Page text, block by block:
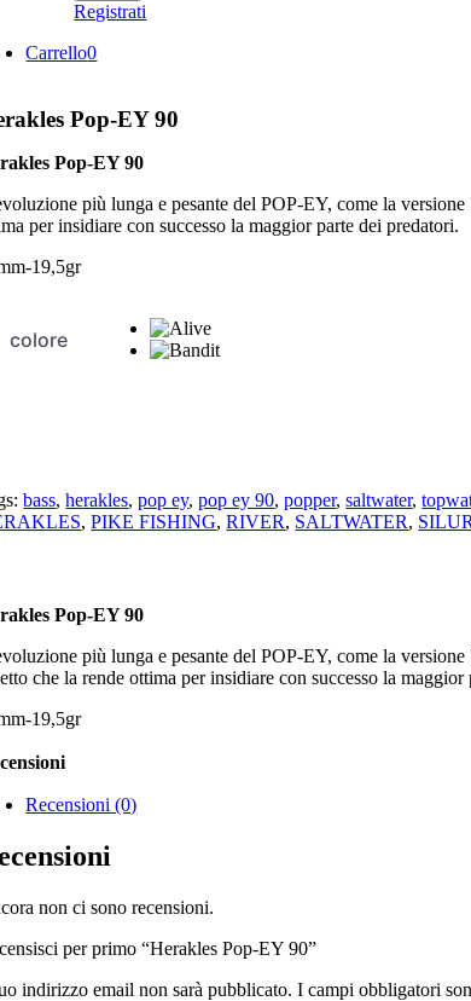
Registrati
Carrello0
Pop-EY 90
Pop-EY 90
più lunga e pesante del POP-EY, come la
per insidiare con successo la maggior parte dei predatori.
19,5gr
colore
bass,herakles,pop ey,pop ey 90,popper,saltwater,
,PIKE FISHING,RIVER, SALTWATER,
Pop-EY 90
più lunga e pesante del POP-EY, come la
che la rende ottima per insidiare con successo la maggior
19,5gr
Recensioni (0)
non ci sono recensioni.
per primo “Herakles Pop-EY 90”
indirizzo email non sarà pubblicato. I campi obbligatori